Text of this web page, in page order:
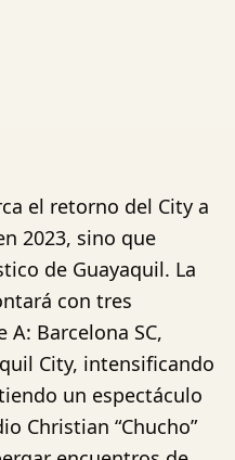
el retorno del City a
2023, sino que
de Guayaquil. La
con tres
A: Barcelona SC,
City, intensificando
un espectáculo
Christian “Chucho”